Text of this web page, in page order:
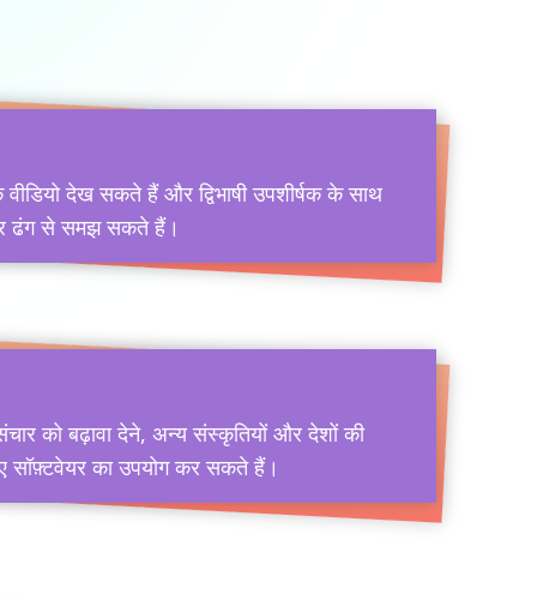
देख सकते हैं और द्विभाषी उपशीर्षक के साथ
ढंग से समझ सकते हैं।
को बढ़ावा देने, अन्य संस्कृतियों और देशों की
सॉफ़्टवेयर का उपयोग कर सकते हैं।